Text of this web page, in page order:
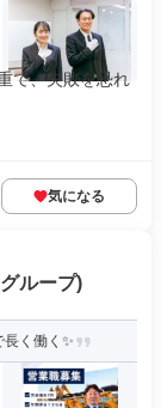
で、失敗を恐れ
気になる
ループ)
く働く✨